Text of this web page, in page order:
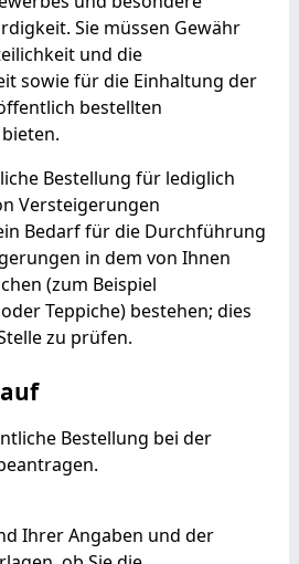
Sie müssen Gewähr
und die
sowie für die Einhaltung der
bestellten
Bestellung für lediglich
Versteigerungen
Bedarf für die Durchführung
in dem von Ihnen
(zum Beispiel
Teppiche) bestehen; dies
zu prüfen.
Bestellung bei der
Ihrer Angaben und der